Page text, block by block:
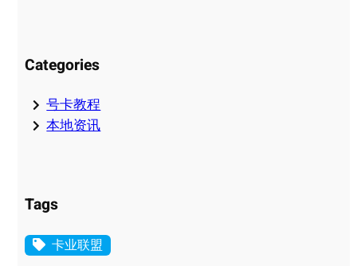
Categories
号卡教程
本地资讯
Tags
卡业联盟